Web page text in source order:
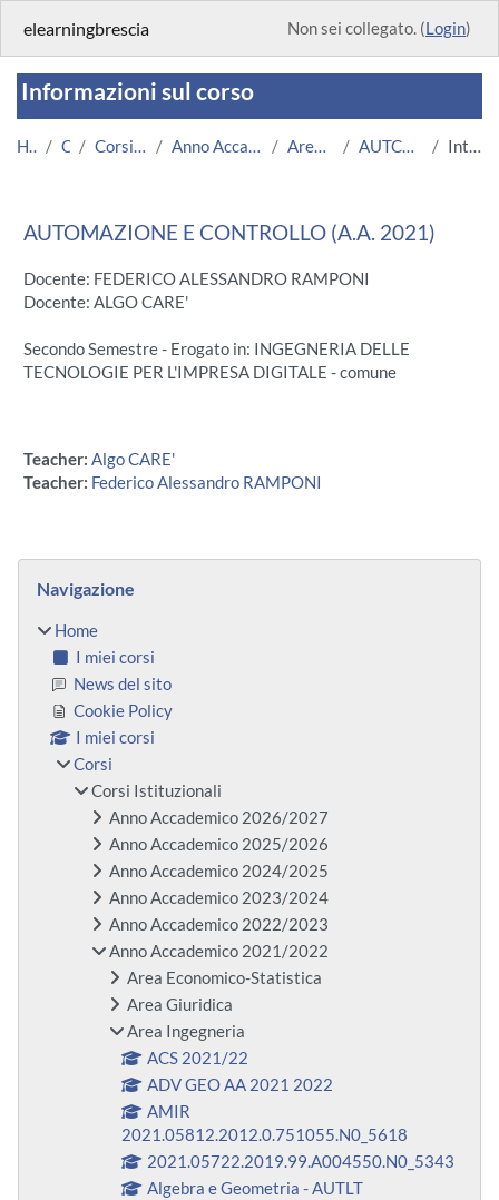
elearningbrescia Non sei collegato. (Login)
Informazioni sul corso
Home Corsi Corsi Istituzionali Anno Accademico 2021/2022 Area Ingegneria AUTCONTR 2021/22 Introduzione
AUTOMAZIONE E CONTROLLO (A.A. 2021)
Docente: FEDERICO ALESSANDRO RAMPONI
Docente: ALGO CARE'
Secondo Semestre - Erogato in: INGEGNERIA DELLE
TECNOLOGIE PER L'IMPRESA DIGITALE - comune
Teacher: Algo CARE'
Teacher: Federico Alessandro RAMPONI
Blocchi
Navigazione
Home
I miei corsi
News del sito
Cookie Policy
I miei corsi
Corsi
Corsi Istituzionali
Anno Accademico 2026/2027
Anno Accademico 2025/2026
Anno Accademico 2024/2025
Anno Accademico 2023/2024
Anno Accademico 2022/2023
Anno Accademico 2021/2022
Area Economico-Statistica
Area Giuridica
Area Ingegneria
ACS 2021/22
ADV GEO AA 2021 2022
AMIR
2021.05812.2012.0.751055.N0_5618
2021.05722.2019.99.A004550.N0_5343
Algebra e Geometria - AUTLT